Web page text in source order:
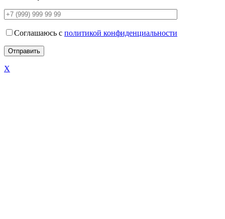
Соглашаюсь с политикой конфиденциальности
X